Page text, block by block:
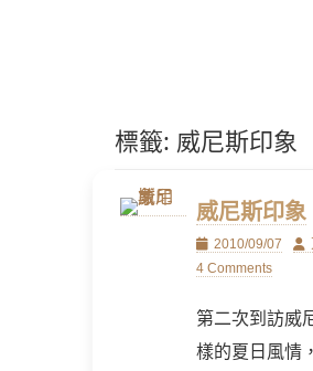
標籤: 威尼斯印象
威尼斯印象
Posted
on
2010/09/07
4 Comments
第二次到訪威
樣的夏日風情